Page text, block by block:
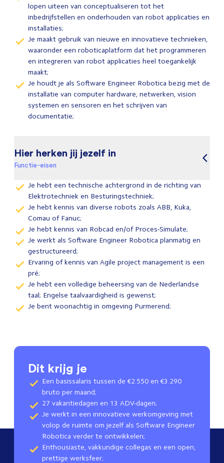
lopen uiteen van conceptualiseren tot het
inbedrijfstellen en onderhouden van robot applicaties en
installaties;
Je maakt gebruik van nieuwe en innovatieve technieken,
waaronder een roboticaplatform dat het programmeren
en integreren van robot applicaties heel toegankelijk
maakt;
Je houdt je als Software Engineer Robotica bezig met de
installatie van computer hardware, netwerken, vision
systemen en sensoren en het schrijven van
documentatie;
Hier herken jij jezelf in
Functie-eisen
Je hebt een technische achtergrond in de richting van
Elektrotechniek en Besturingstechniek;
Je hebt kennis van diverse robots zoals ABB, Kuka,
Comau of Fanuc;
Je hebt kennis van Robcad en/of Proces-Simulate;
Je werkt als Software Engineer Robotica planmatig en
gestructureerd;
Ervaring of kennis van Agile project management is een
pré;
Je hebt een volledige beheersing van de Nederlandse
taal; Engelse taalvaardigheid is gewenst;
Je bent woonachtig in omgeving Purmerend;
Dit krijg je
Een basissalaris tussen de €2.550 en €3.290
bruto per maand;
27 vakantiedagen en 13 ADV-dagen;
Je werkt in een innovatieve werkomgeving met
volop de ruimte om jezelf als Software Engineer
Robotica verder te ontwikkelen;
Enthousiaste, vakkundige collegas en een open,
prettige werksfeer;